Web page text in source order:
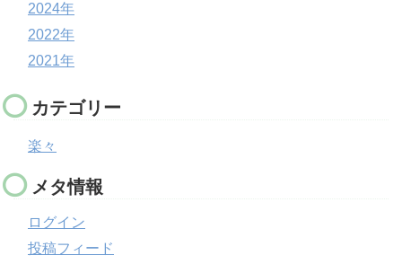
2024年
2022年
2021年
カテゴリー
楽々
メタ情報
ログイン
投稿フィード